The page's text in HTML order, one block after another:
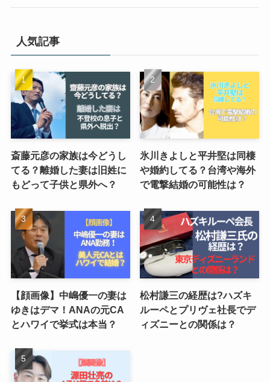
人気記事
斎藤元彦の家族は今どうし
てる？離婚した妻は旧姓に
もどって子供と県外へ？
氷川きよしと平井堅は同棲
や婚約してる？台湾や海外
で電撃結婚の可能性は？
【顔画像】中嶋優一の妻は
ゆきはデマ！ANAの元CA
とハワイで挙式は本当？
松村謙三の経歴は?ハズキ
ルーペとプリヴェ社長でデ
ィズニーとの関係は？